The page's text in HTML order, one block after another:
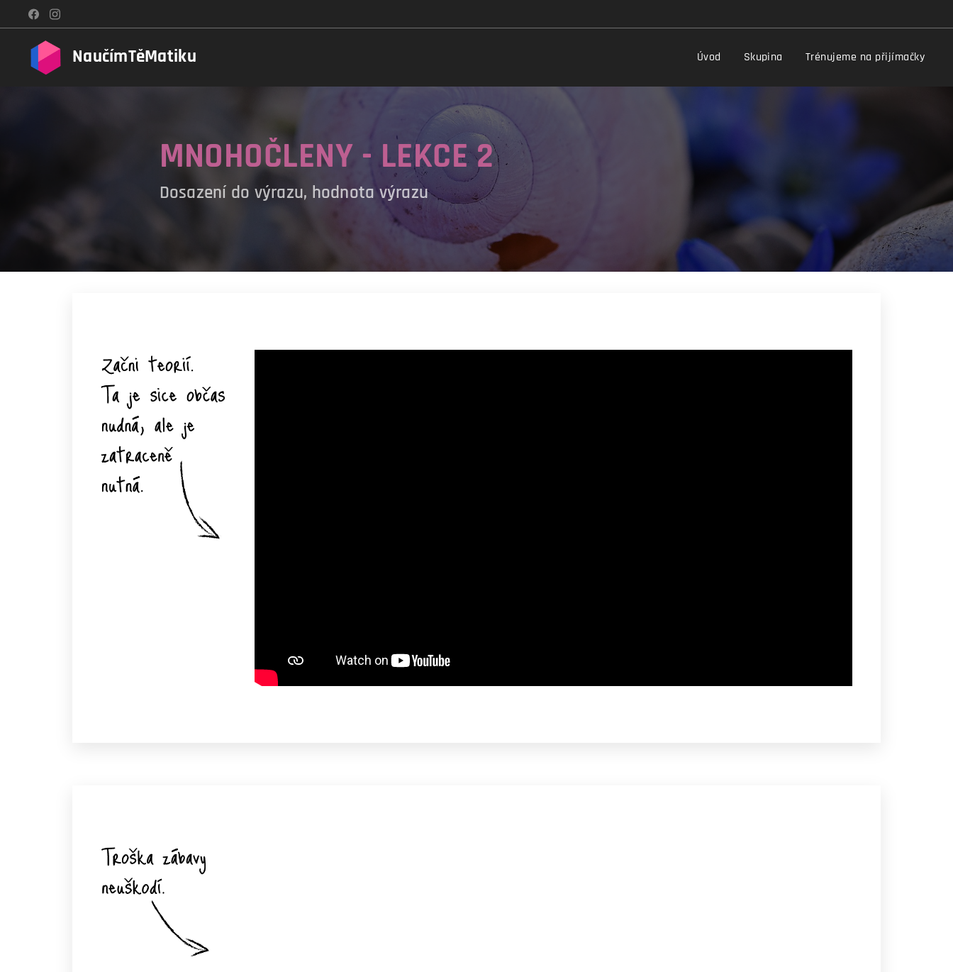
NaučímTěMatiku Úvod Skupina Trénujeme na přijímačky
MNOHOČLENY - LEKCE 2
Dosazení do výrazu, hodnota výrazu